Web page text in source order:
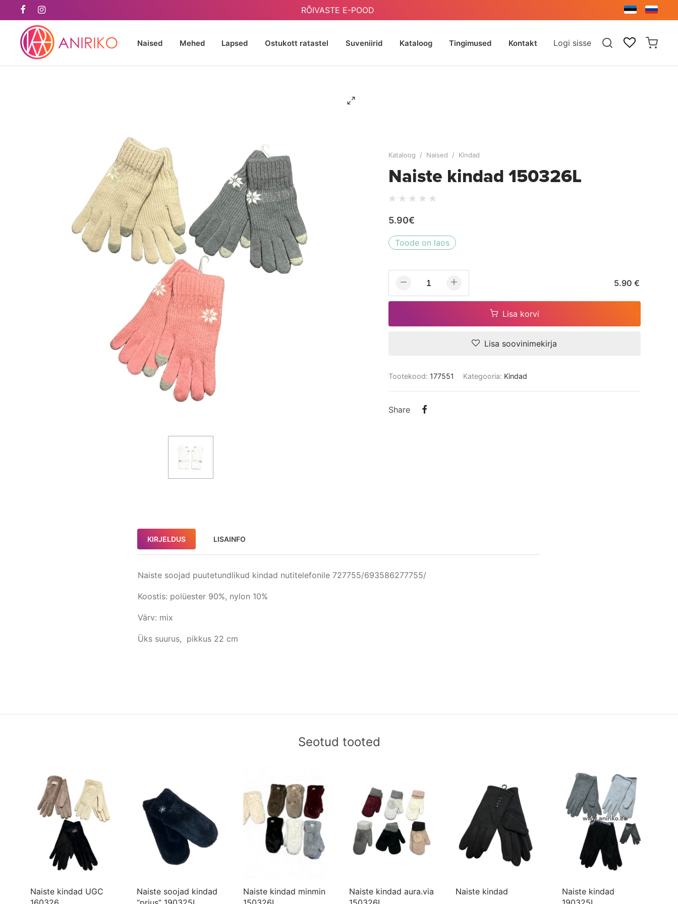
RÕIVASTE E-POOD
Naised Mehed Lapsed Ostukott ratastel Suveniirid Kataloog Tingimused Kontakt Logi sisse
Kataloog / Naised / Kindad
Naiste kindad 150326L
5.90€
Toode on laos
5.90 €
Lisa korvi
Lisa soovinimekirja
Tootekood: 177551 Kategooria: Kindad
Share
KIRJELDUS LISAINFO
Naiste soojad puutetundlikud kindad nutitelefonile 727755/693586277755/
Koostis: polüester 90%, nylon 10%
Värv: mix
Üks suurus, pikkus 22 cm
Seotud tooted
Naiste kindad UGC
Naiste soojad kindad
Naiste kindad minmin
Naiste kindad aura.via
Naiste kindad
Naiste kindad